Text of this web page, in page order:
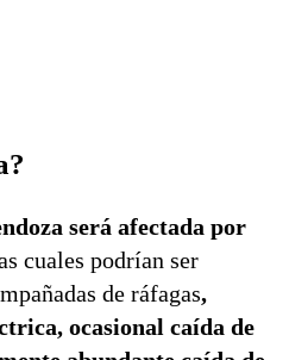
será afectada por
cuales podrían ser
de ráfagas,
ocasional caída de